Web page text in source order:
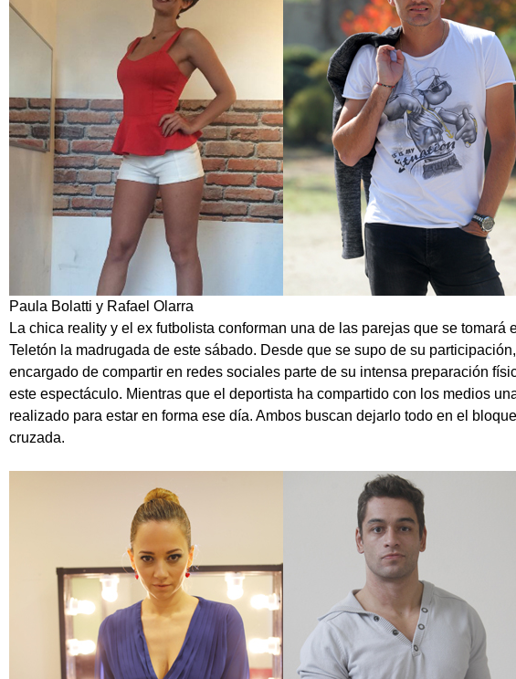
Paula Bolatti y Rafael Olarra
La chica reality y el ex futbolista conforman una de las parejas que se tomará
Teletón la madrugada de este sábado. Desde que se supo de su
encargado de compartir en redes sociales parte de su intensa preparación
este espectáculo. Mientras que el deportista ha compartido con los medios
realizado para estar en forma ese día. Ambos buscan dejarlo todo en el
cruzada.